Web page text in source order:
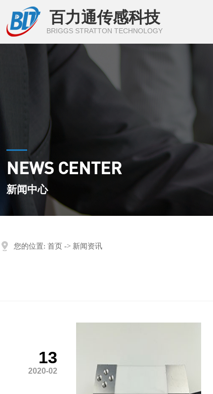
百力通传感科技
BRIGGS STRATTON TECHNOLOGY
NEWS CENTER
新闻中心
您的位置: 首页 -> 新闻资讯
13
2020-02